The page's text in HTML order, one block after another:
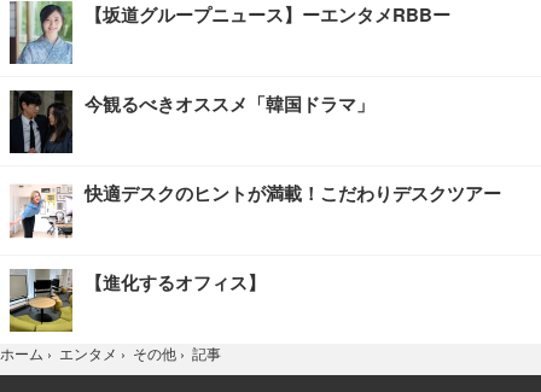
【坂道グループニュース】ーエンタメRBBー
今観るべきオススメ「韓国ドラマ」
快適デスクのヒントが満載！こだわりデスクツアー
【進化するオフィス】
ホーム › エンタメ › その他 › 記事